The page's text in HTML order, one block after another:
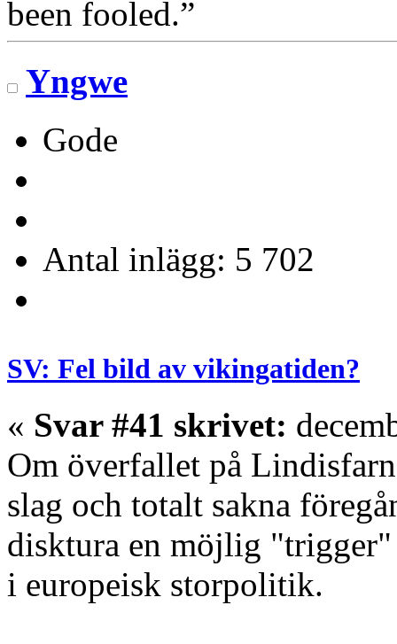
been fooled.”
Yngwe
Gode
Antal inlägg: 5 702
SV: Fel bild av vikingatiden?
« Svar #41 skrivet:
Om överfallet på
slag och totalt sakna
disktura en möjlig
i europeisk storpolitik.